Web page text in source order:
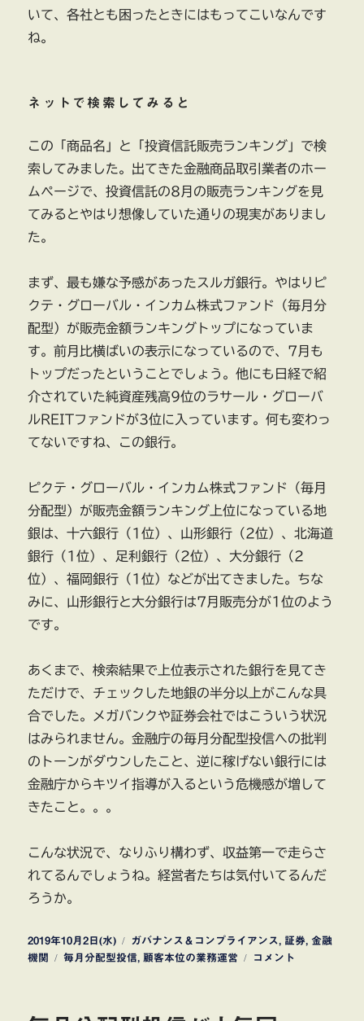
いて、各社とも困ったときにはもってこいなんです
ね。
ネットで検索してみると
この「商品名」と「投資信託販売ランキング」で検
索してみました。出てきた金融商品取引業者のホー
ムページで、投資信託の8月の販売ランキングを見
てみるとやはり想像していた通りの現実がありまし
た。
まず、最も嫌な予感があったスルガ銀行。やはりピ
クテ・グローバル・インカム株式ファンド（毎月分
配型）が販売金額ランキングトップになっていま
す。前月比横ばいの表示になっているので、7月も
トップだったということでしょう。他にも日経で紹
介されていた純資産残高9位のラサール・グローバ
ルREITファンドが3位に入っています。何も変わっ
てないですね、この銀行。
ピクテ・グローバル・インカム株式ファンド（毎月
分配型）が販売金額ランキング上位になっている地
銀は、十六銀行（1位）、山形銀行（2位）、北海道
銀行（1位）、足利銀行（2位）、大分銀行（2
位）、福岡銀行（1位）などが出てきました。ちな
みに、山形銀行と大分銀行は7月販売分が1位のよう
です。
あくまで、検索結果で上位表示された銀行を見てき
ただけで、チェックした地銀の半分以上がこんな具
合でした。メガバンクや証券会社ではこういう状況
はみられません。金融庁の毎月分配型投信への批判
のトーンがダウンしたこと、逆に稼げない銀行には
金融庁からキツイ指導が入るという危機感が増して
きたこと。。。
こんな状況で、なりふり構わず、収益第一で走らさ
れてるんでしょうね。経営者たちは気付いてるんだ
ろうか。
投
稿
2019年10月2日(水)
カ
テ
ガバナンス＆コンプライアンス, 証券,金融
機関
タ
毎月分配型投信, 顧客本位の業務運営
毎
コメント